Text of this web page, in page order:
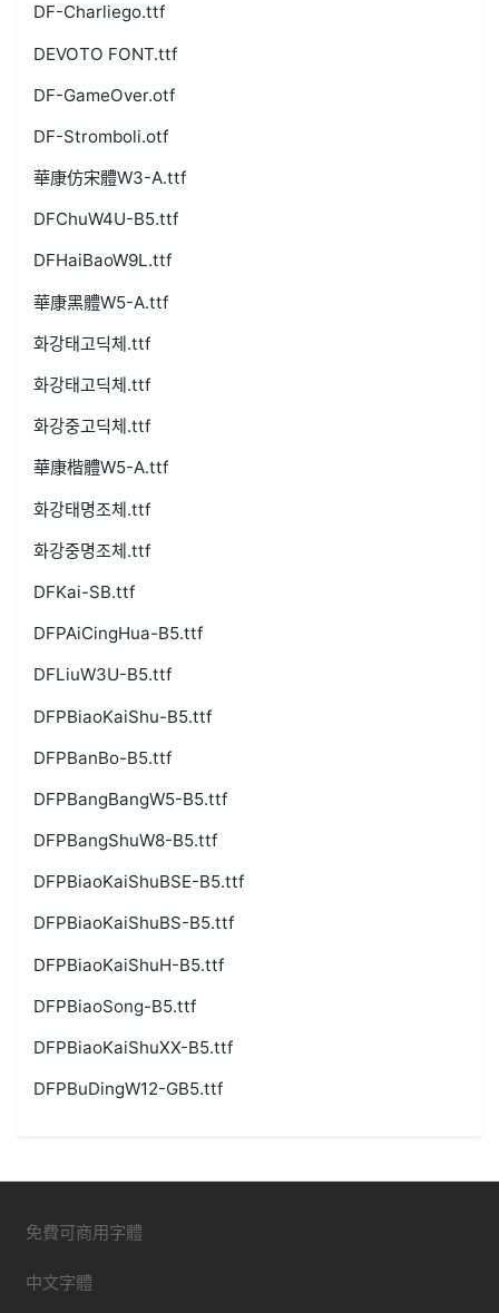
DF-Charliego.ttf
DEVOTO FONT.ttf
DF-GameOver.otf
DF-Stromboli.otf
華康仿宋體W3-A.ttf
DFChuW4U-B5.ttf
DFHaiBaoW9L.ttf
華康黑體W5-A.ttf
화강태고딕체.ttf
화강태고딕체.ttf
화강중고딕체.ttf
華康楷體W5-A.ttf
화강태명조체.ttf
화강중명조체.ttf
DFKai-SB.ttf
DFPAiCingHua-B5.ttf
DFLiuW3U-B5.ttf
DFPBiaoKaiShu-B5.ttf
DFPBanBo-B5.ttf
DFPBangBangW5-B5.ttf
DFPBangShuW8-B5.ttf
DFPBiaoKaiShuBSE-B5.ttf
DFPBiaoKaiShuBS-B5.ttf
DFPBiaoKaiShuH-B5.ttf
DFPBiaoSong-B5.ttf
DFPBiaoKaiShuXX-B5.ttf
DFPBuDingW12-GB5.ttf
免費可商用字體
中文字體